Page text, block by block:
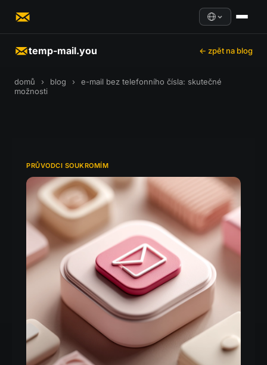
temp-mail.you ← zpět na blog
domů › blog ›
e-mail bez telefonního čísla: skutečné
možnosti
PRŮVODCI SOUKROMÍM